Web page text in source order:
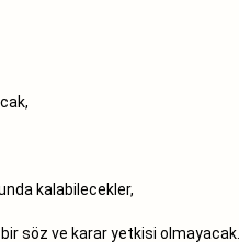
kalabilecekler,
söz ve karar yetkisi olmayacak...